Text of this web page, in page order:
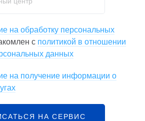
на обработку персональных
с политикой в отношении
данных
на получение информации о
НА СЕРВИС